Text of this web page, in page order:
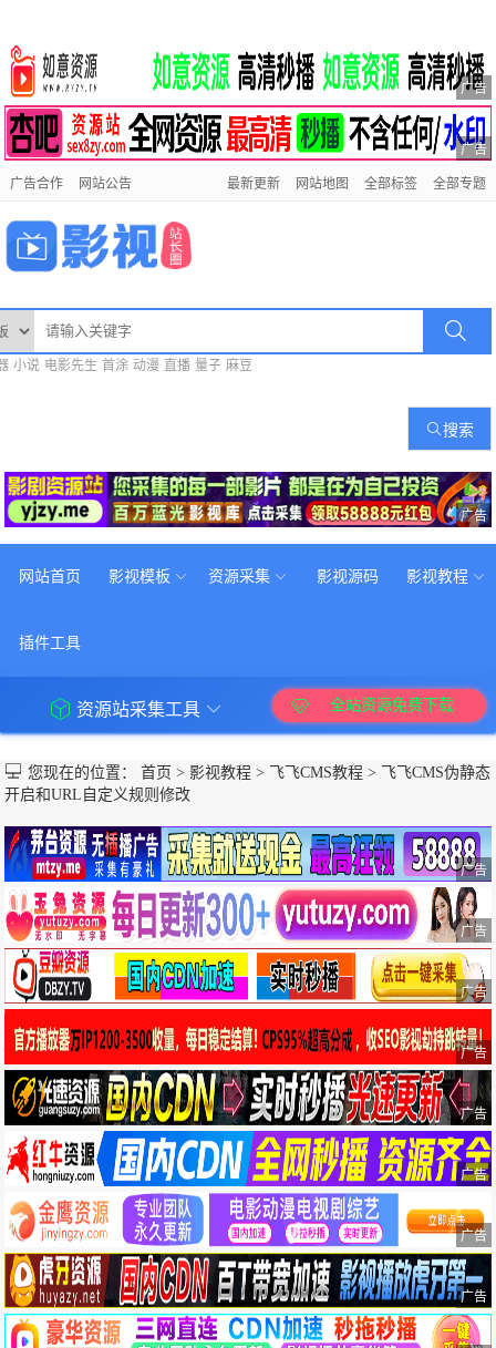
广告
广告
广告合作 网站公告 最新更新 网站地图 全部标签 全部专题
小说 电影先生 首涂 动漫 直播 量子 麻豆
搜索
广告
网站首页 影视模板 资源采集 影视源码 影视教程
插件工具
资源站采集工具 全站资源免费下载
您现在的位置：首页 > 影视教程 > 飞飞CMS教程 >
飞飞CMS伪静态
开启和URL自定义规则修改
广告
广告
广告
广告
广告
广告
广告
广告